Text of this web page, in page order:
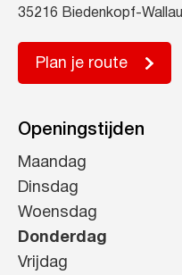
35216 Biedenkopf-Wallau
Plan je route
Openingstijden
Maandag
Dinsdag
Woensdag
Donderdag
Vrijdag